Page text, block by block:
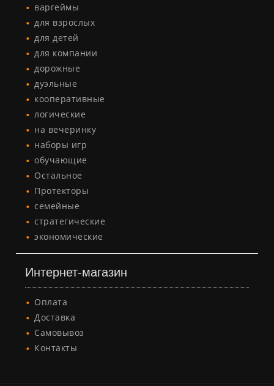
варгеймы
для взрослых
для детей
для компании
дорожные
дуэльные
кооперативные
логические
на вечеринку
наборы игр
обучающие
Остальное
Протекторы
семейные
стратегические
экономические
Интернет-магазин
Оплата
Доставка
Самовывоз
Контакты